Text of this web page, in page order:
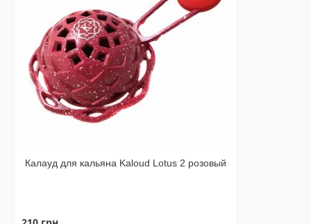
Калауд для кальяна Kaloud Lotus 2 розовый